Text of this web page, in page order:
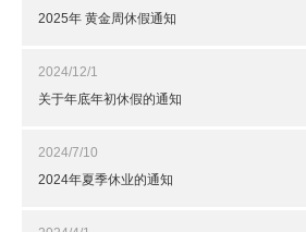
2025年 黄金周休假通知
2024/12/1
关于年底年初休假的通知
2024/7/10
2024年夏季休业的通知